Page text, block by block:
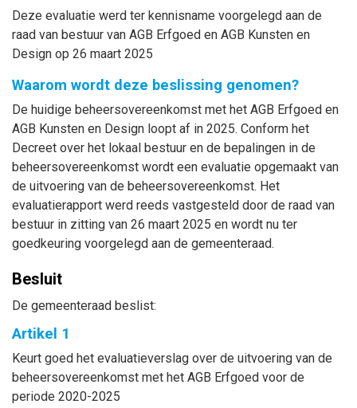
Deze evaluatie werd ter kennisname voorgelegd aan de
raad van bestuur van AGB Erfgoed en AGB Kunsten en
Design op 26 maart 2025
Waarom wordt deze beslissing genomen?
De huidige beheersovereenkomst met het AGB Erfgoed en
AGB Kunsten en Design loopt af in 2025. Conform het
Decreet over het lokaal bestuur en de bepalingen in de
beheersovereenkomst wordt een evaluatie opgemaakt van
de uitvoering van de beheersovereenkomst. Het
evaluatierapport werd reeds vastgesteld door de raad van
bestuur in zitting van 26 maart 2025 en wordt nu ter
goedkeuring voorgelegd aan de gemeenteraad.
Besluit
De gemeenteraad beslist:
Artikel 1
Keurt goed het evaluatieverslag over de uitvoering van de
beheersovereenkomst met het AGB Erfgoed voor de
periode 2020-2025